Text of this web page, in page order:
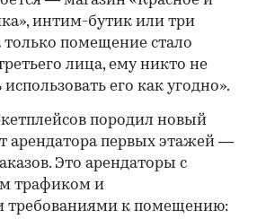
интим-бутик или три
только помещение стало
лица, ему никто не
его как угодно».
породил новый
арендатора первых этажей —
Это арендаторы с
трафиком и
требованиями к помещению: